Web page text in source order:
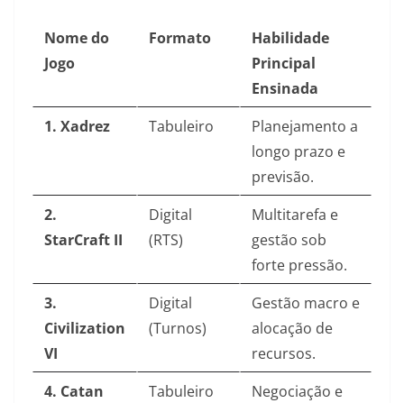
Nome do
Jogo
Formato
Habilidade
Principal
Ensinada
1. Xadrez
Tabuleiro
Planejamento a
longo prazo e
previsão.
2.
StarCraft II
Digital
(RTS)
Multitarefa e
gestão sob
forte pressão.
3.
Civilization
VI
Digital
(Turnos)
Gestão macro e
alocação de
recursos.
4. Catan
Tabuleiro
Negociação e